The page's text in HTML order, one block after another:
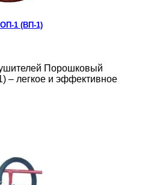
1 (ВП-1)
Порошковый
– легкое и эффективное